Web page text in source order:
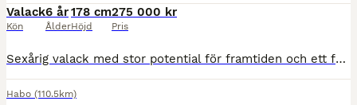
Valack
Kön
6 år
Ålder
178 cm
Höjd
275 000 kr
Pris
Sexårig valack med stor potential för framtiden och ett fantastiskt temperament. Han har en hög arbetsvilja och vill alltid göra sitt bästa. Väl i fas med utbildningsnivå för sin ålder. Gör galoppomby
Habo (110.5km)